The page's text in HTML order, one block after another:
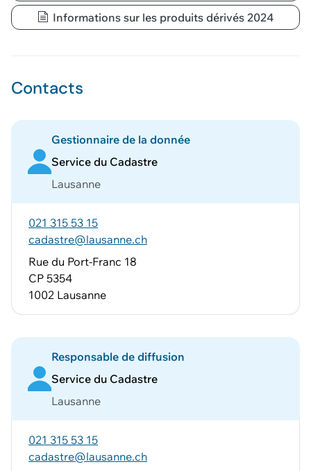
Informations sur les produits dérivés 2024
Contacts
Gestionnaire de la donnée
Service du Cadastre
Lausanne
021 315 53 15
cadastre@lausanne.ch
Rue du Port-Franc 18
CP 5354
1002 Lausanne
Responsable de diffusion
Service du Cadastre
Lausanne
021 315 53 15
cadastre@lausanne.ch